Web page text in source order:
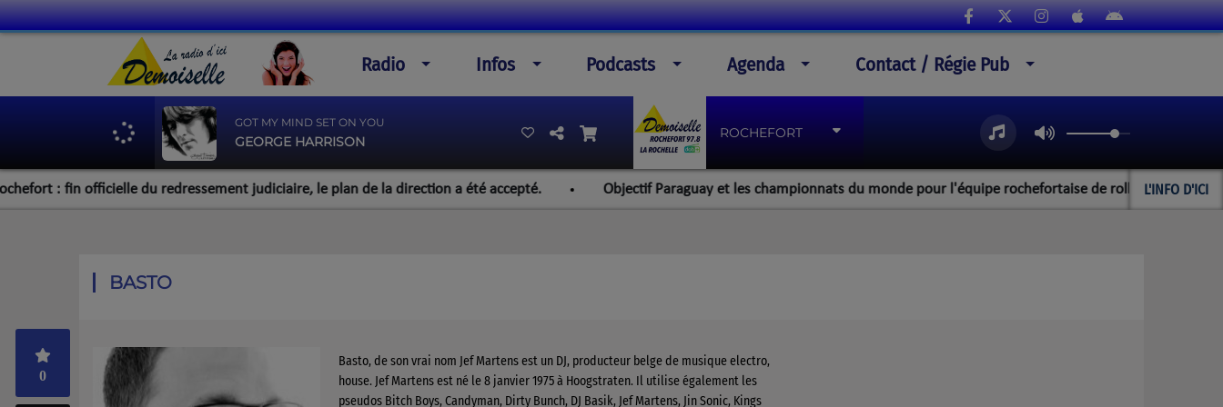
Radio Infos Podcasts Agenda Contact / Régie Pub
GOT MY MIND SET ON YOU
GEORGE HARRISON
ROCHEFORT
L'INFO D'ICI
: fin officielle du redressement judiciaire, le plan de la direction a été accepté. Objectif Paraguay et les championnats du monde pour l'équipe rochefortaise de roller artistique
BASTO
0
Basto, de son vrai nom Jef Martens est un DJ, producteur belge de musique electro,
house. Jef Martens est né le 8 janvier 1975 à Hoogstraten. Il utilise également les
pseudos Bitch Boys, Candyman, Dirty Bunch, DJ Basik, Jef Martens, Jin Sonic, Kings